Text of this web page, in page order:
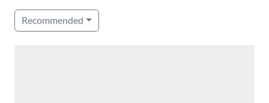
Recommended